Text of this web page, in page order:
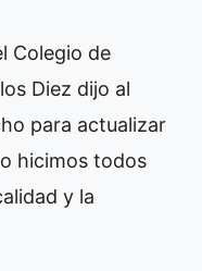
Colegio de
Diez dijo al
para actualizar
hicimos todos
y la